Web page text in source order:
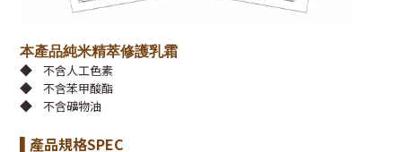
本產品純米精萃修護乳霜
◆ 不含人工色素
◆ 不含苯甲酸酯
◆ 不含礦物油
產品規格SPEC